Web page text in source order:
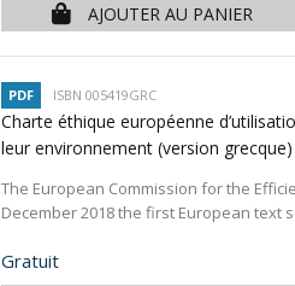
AJOUTER AU PANIER
PDF ISBN 005419GRC
Charte éthique européenne
leur environnement (version grecque)
The European Commission for the
December 2018 the first European text
Prix
Gratuit